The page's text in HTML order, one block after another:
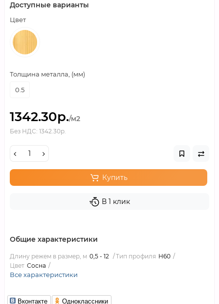
Доступные варианты
Цвет
Толщина металла, (мм)
0.5
1342.30р./м2
Без НДС: 1342.30р.
Купить
В 1 клик
Общие характеристики
Длину режем в размер, м 0,5 - 12 Тип профиля Н60
Цвет Сосна
Все характеристики
Вконтакте Одноклассники